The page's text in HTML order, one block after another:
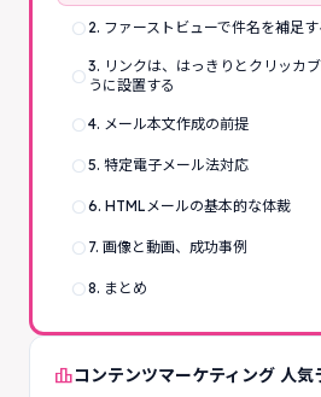
radio_button_unchecked 2. ファーストビューで件名を補足す
radio_button_unchecked
3. リンクは、はっきりとクリッカ
うに設置する
radio_button_unchecked4. メール本文作成の前提
radio_button_unchecked5. 特定電子メール法対応
radio_button_unchecked6. HTMLメールの基本的な体裁
radio_button_unchecked 7. 画像と動画、成功事例
radio_button_unchecked8. まとめ
leaderboardコンテンツマーケティング 人気